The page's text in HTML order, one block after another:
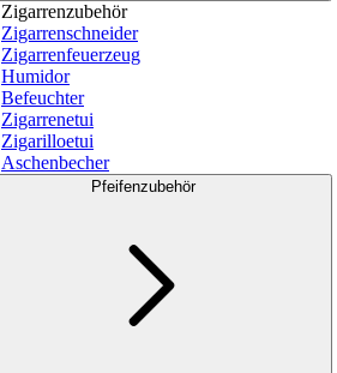
Zigarrenzubehör
Zigarrenschneider
Zigarrenfeuerzeug
Humidor
Befeuchter
Zigarrenetui
Zigarilloetui
Aschenbecher
Pfeifenzubehör